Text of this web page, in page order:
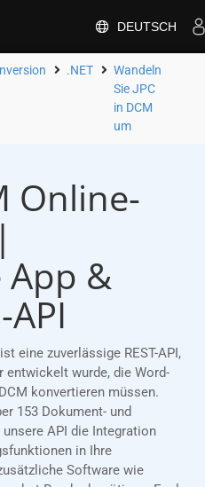
DEUTSCH
.NET
Wandeln
Sie JPC
in DCM
um
Online-
App &
eine zuverlässige REST-API,
entwickelt wurde, die Word-
konvertieren müssen.
153 Dokument- und
API die Integration
in Ihre
Software wie